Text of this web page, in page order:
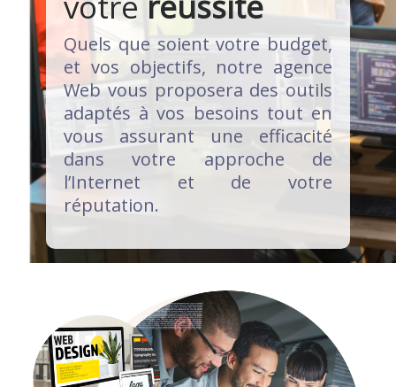
Quels que soient votre budget,
et vos objectifs, notre agence
Web vous proposera des outils
adaptés à vos besoins tout en
vous assurant une efficacité
dans votre approche de
l’Internet et de votre
réputation.